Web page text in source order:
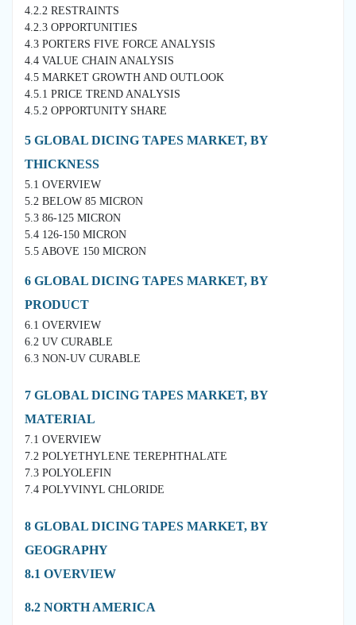
4.2.2 RESTRAINTS
4.2.3 OPPORTUNITIES
4.3 PORTERS FIVE FORCE ANALYSIS
4.4 VALUE CHAIN ANALYSIS
4.5 MARKET GROWTH AND OUTLOOK
4.5.1 PRICE TREND ANALYSIS
4.5.2 OPPORTUNITY SHARE
5 GLOBAL DICING TAPES MARKET, BY
THICKNESS
5.1 OVERVIEW
5.2 BELOW 85 MICRON
5.3 86-125 MICRON
5.4 126-150 MICRON
5.5 ABOVE 150 MICRON
6 GLOBAL DICING TAPES MARKET, BY
PRODUCT
6.1 OVERVIEW
6.2 UV CURABLE
6.3 NON-UV CURABLE
7 GLOBAL DICING TAPES MARKET, BY
MATERIAL
7.1 OVERVIEW
7.2 POLYETHYLENE TEREPHTHALATE
7.3 POLYOLEFIN
7.4 POLYVINYL CHLORIDE
8 GLOBAL DICING TAPES MARKET, BY
GEOGRAPHY
8.1 OVERVIEW
8.2 NORTH AMERICA